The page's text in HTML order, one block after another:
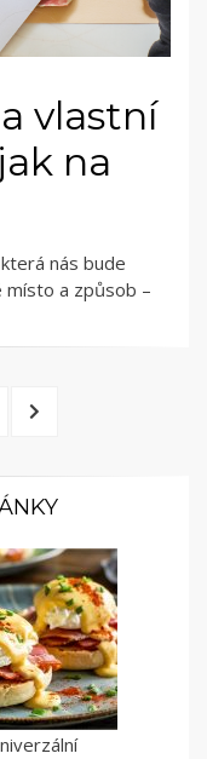
vlastní
na
nás bude
místo a způsob –
NEXT